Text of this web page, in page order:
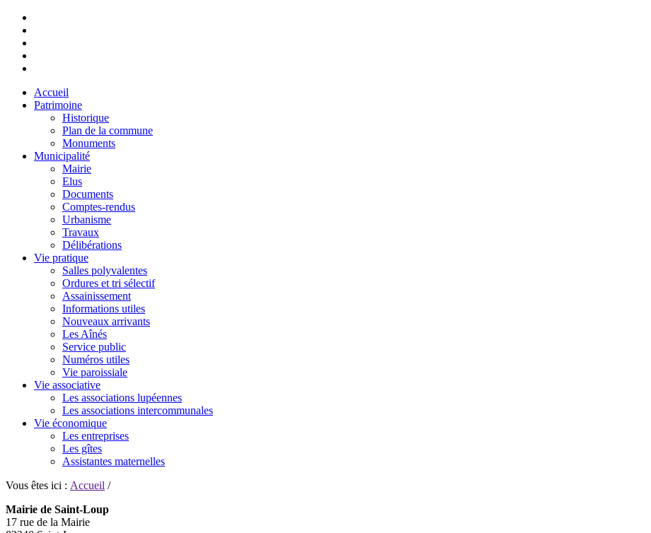
Accueil
Patrimoine
Historique
Plan de la commune
Monuments
Municipalité
Mairie
Elus
Documents
Comptes-rendus
Urbanisme
Travaux
Délibérations
Vie pratique
Salles polyvalentes
Ordures et tri sélectif
Assainissement
Informations utiles
Nouveaux arrivants
Les Aînés
Service public
Numéros utiles
Vie paroissiale
Vie associative
Les associations lupéennes
Les associations intercommunales
Vie économique
Les entreprises
Les gîtes
Assistantes maternelles
Vous êtes ici : Accueil /
Mairie de Saint-Loup
17 rue de la Mairie